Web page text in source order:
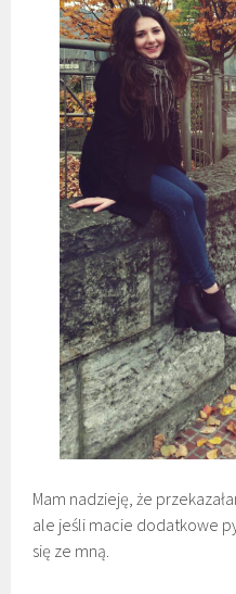
Mam nadzieję, że
ale jeśli macie dodatkowe
się ze mną.